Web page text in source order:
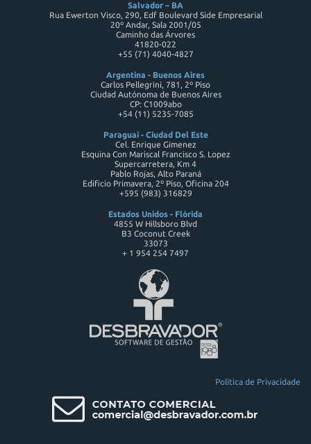
Salvador – BA
Rua Ewerton Visco, 290, Edf Boulevard Side Empresarial
20º Andar, Sala 2001/05
Caminho das Árvores
41820-022
+55 (71) 4040-4827
Argentina - Buenos Aires
Carlos Pellegrini, 781, 2º Piso
Ciudad Autónoma de Buenos Aires
CP: C1009abo
+54 (11) 5235-7085
Paraguai - Ciudad Del Este
Cel. Enrique Gimenez
Esquina Con Mariscal Francisco S. Lopez
Supercarretera, Km 4
Pablo Rojas, Alto Paraná
Edificio Primavera, 2º Piso, Oficina 204
+595 (983) 316829
Estados Unidos - Flórida
4855 W Hillsboro Blvd
B3 Coconut Creek
33073
+ 1 954 254 7497
Política de Privacidade